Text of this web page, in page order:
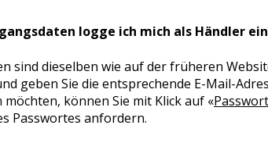
logge ich mich als Händler
sind dieselben wie auf der früheren
geben Sie die entsprechende E-Mail-
möchten, können Sie mit Klick auf «
Passwortes anfordern.